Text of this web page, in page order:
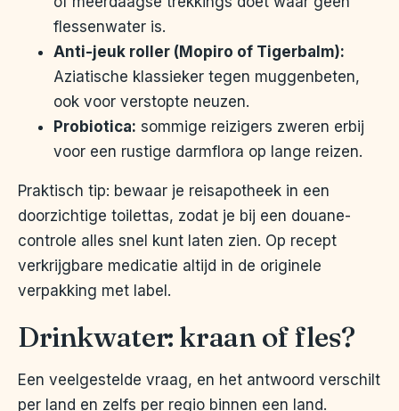
flessenwater is.
Anti-jeuk roller (Mopiro of Tigerbalm):
Aziatische klassieker tegen muggenbeten,
ook voor verstopte neuzen.
Probiotica: sommige reizigers zweren erbij
voor een rustige darmflora op lange reizen.
Praktisch tip: bewaar je reisapotheek in een
doorzichtige toilettas, zodat je bij een douane-
controle alles snel kunt laten zien. Op recept
verkrijgbare medicatie altijd in de originele
verpakking met label.
Drinkwater: kraan of fles?
Een veelgestelde vraag, en het antwoord verschilt
per land en zelfs per regio binnen een land.